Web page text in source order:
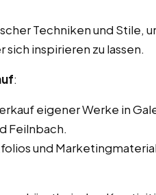
Techniken und Stile,
inspirieren zu lassen.
:
eigener Werke in
Feilnbach.
und